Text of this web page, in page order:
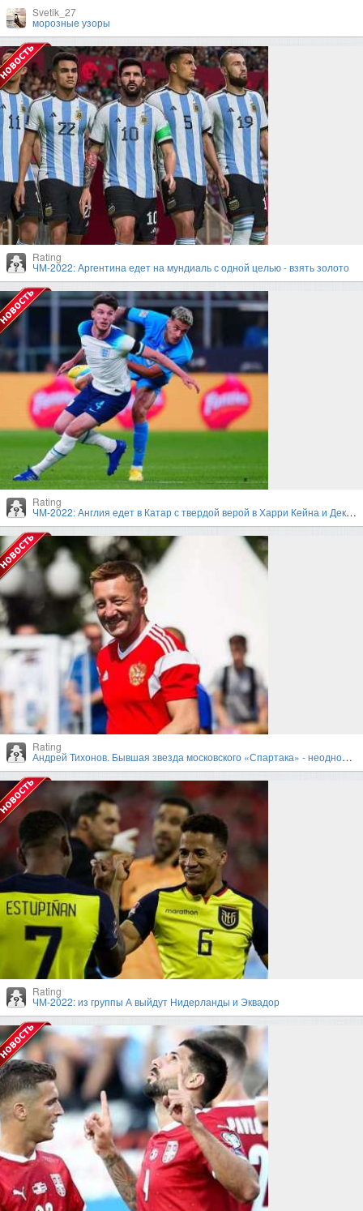
Svetik_27
морозные узоры
Rating
ЧМ-2022: Аргентина едет на мундиаль с одной целью - взять золото
Rating
ЧМ-2022: Англия едет в Катар с твердой верой в Харри Кейна и Деклана Райса
Rating
Андрей Тихонов. Бывшая звезда московского «Спартака» - неоднозначный тренер
Rating
ЧМ-2022: из группы А выйдут Нидерланды и Эквадор